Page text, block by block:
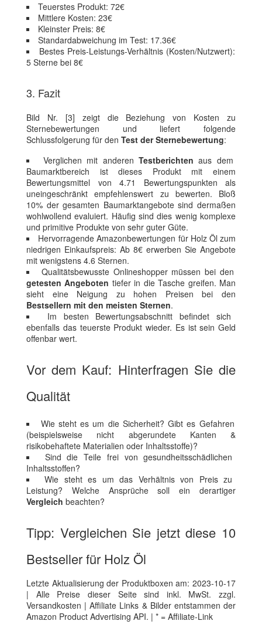
Teuerstes Produkt: 72€
Mittlere Kosten: 23€
Kleinster Preis: 8€
Standardabweichung im Test: 17.36€
Bestes Preis-Leistungs-Verhältnis (Kosten/Nutzwert):
5 Sterne bei 8€
3. Fazit
Bild Nr. [3] zeigt die Beziehung von Kosten zu
Sternebewertungen und liefert folgende
Schlussfolgerung für den Test der Sternebewertung:
Verglichen mit anderen Testberichten aus dem
Baumarktbereich ist dieses Produkt mit einem
Bewertungsmittel von 4.71 Bewertungspunkten als
uneingeschränkt empfehlenswert zu bewerten. Bloß
10% der gesamten Baumarktangebote sind dermaßen
wohlwollend evaluiert. Häufig sind dies wenig komplexe
und primitive Produkte von sehr guter Güte.
Hervorragende Amazonbewertungen für Holz Öl zum
niedrigen Einkaufspreis: Ab 8€ erwerben Sie Angebote
mit wenigstens 4.6 Sternen.
Qualitätsbewusste Onlineshopper müssen bei den
getesten Angeboten tiefer in die Tasche greifen. Man
sieht eine Neigung zu hohen Preisen bei den
Bestsellern mit den meisten Sternen.
Im besten Bewertungsabschnitt befindet sich
ebenfalls das teuerste Produkt wieder. Es ist sein Geld
offenbar wert.
Vor dem Kauf: Hinterfragen Sie die
Qualität
Wie steht es um die Sicherheit? Gibt es Gefahren
(beispielsweise nicht abgerundete Kanten &
risikobehaftete Materialien oder Inhaltsstoffe)?
Sind die Teile frei von gesundheitsschädlichen
Inhaltsstoffen?
Wie steht es um das Verhältnis von Preis zu
Leistung? Welche Ansprüche soll ein derartiger
Vergleich beachten?
Tipp: Vergleichen Sie jetzt diese 10
Bestseller für Holz Öl
Letzte Aktualisierung der Produktboxen am: 2023-10-17
| Alle Preise dieser Seite sind inkl. MwSt. zzgl.
Versandkosten | Affiliate Links & Bilder entstammen der
Amazon Product Advertising API. | * = Affiliate-Link